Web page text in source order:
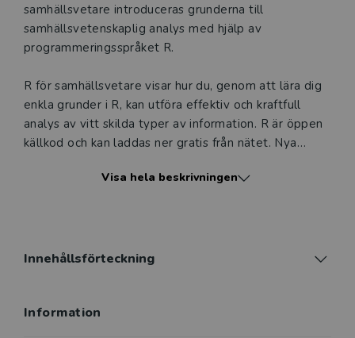
samhällsvetare introduceras grunderna till
samhällsvetenskaplig analys med hjälp av
programmeringsspråket R.
R för samhällsvetare visar hur du, genom att lära dig
enkla grunder i R, kan utföra effektiv och kraftfull
analys av vitt skilda typer av information. R är öppen
källkod och kan laddas ner gratis från nätet. Nya
användningsområden växer. Det har gjort R till ett av
Det är dock enkelt att utifrån dessa gå vidare och
Visa hela beskrivningen
Innehållsförteckning
Information